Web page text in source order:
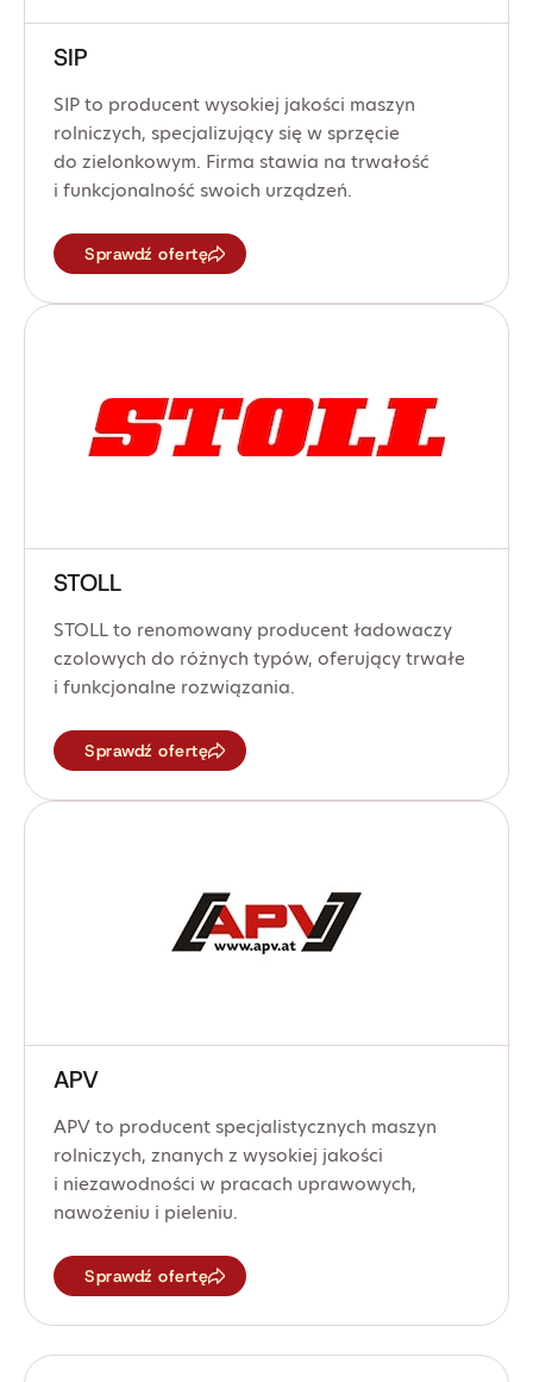
SIP
SIP to producent wysokiej jakości maszyn
rolniczych, specjalizujący się w sprzęcie
do zielonkowym. Firma stawia na trwałość
i funkcjonalność swoich urządzeń.
Sprawdź ofertę
STOLL
STOLL to renomowany producent ładowaczy
czolowych do różnych typów, oferujący trwałe
i funkcjonalne rozwiązania.
Sprawdź ofertę
APV
APV to producent specjalistycznych maszyn
rolniczych, znanych z wysokiej jakości
i niezawodności w pracach uprawowych,
nawożeniu i pieleniu.
Sprawdź ofertę